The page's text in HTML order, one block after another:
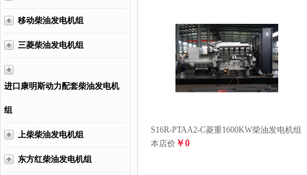
移动柴油发电机组
三菱柴油发电机组
进口康明斯动力配套柴油发电机
组
上柴柴油发电机组
东方红柴油发电机组
S16R-PTAA2-C菱重1600KW柴油发电机组
本店价 ￥0